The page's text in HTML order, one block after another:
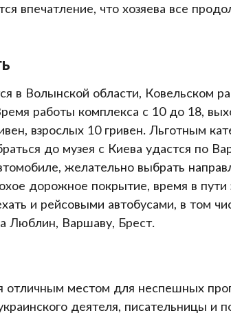
впечатление, что хозяева все
в Волынской области, Ковельском
работы комплекса с 10 до 18,
взрослых 10 гривен. Льготным
до музея с Киева удастся по
желательно выбрать
дорожное покрытие, время в пути
и рейсовыми автобусами, в том
Люблин, Варшаву, Брест.
отличным местом для неспешных
деятеля, писательницы и